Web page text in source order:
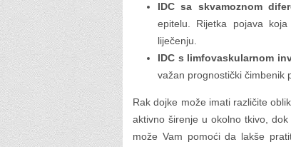
IDC sa skvamoznom
epitelu. Rijetka pojava
liječenju.
IDC s limfovaskularnom
važan prognostički čimbenik
Rak dojke može imati različite
aktivno širenje u okolno tkivo,
može Vam pomoći da lakše